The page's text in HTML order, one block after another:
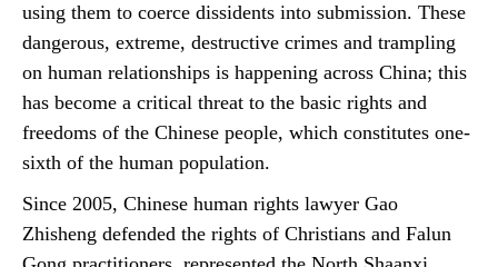
using them to coerce dissidents into submission. These
dangerous, extreme, destructive crimes and trampling
on human relationships is happening across China; this
has become a critical threat to the basic rights and
freedoms of the Chinese people, which constitutes one-
sixth of the human population.
Since 2005, Chinese human rights lawyer Gao
Zhisheng defended the rights of Christians and Falun